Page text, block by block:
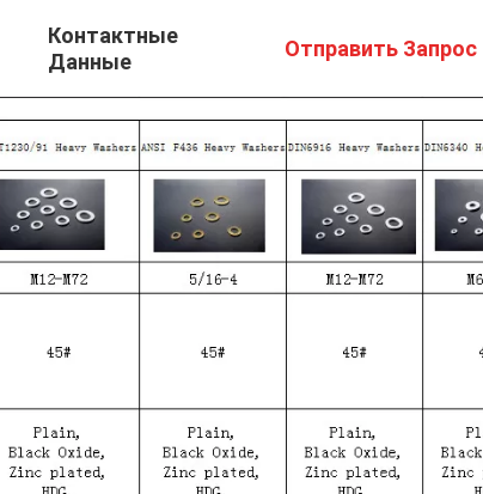
Контактные
Данные
Отправить Запрос